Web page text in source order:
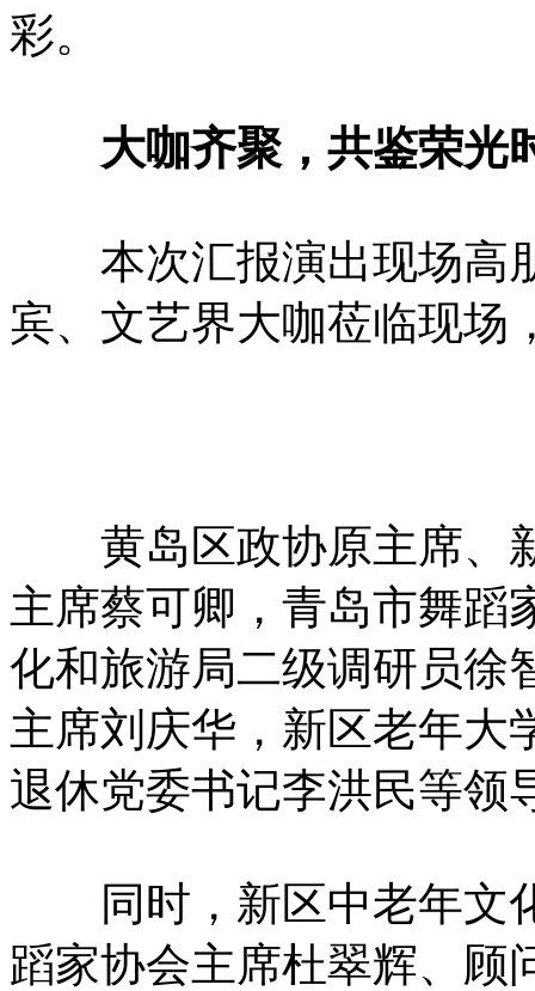
彩。
大咖齐聚，共鉴荣光
本次汇报演出现场高
宾、文艺界大咖莅临现场
黄岛区政协原主席、
主席蔡可卿，青岛市舞蹈
化和旅游局二级调研员徐
主席刘庆华，新区老年大
退休党委书记李洪民等领
同时，新区中老年文
蹈家协会主席杜翠辉、顾